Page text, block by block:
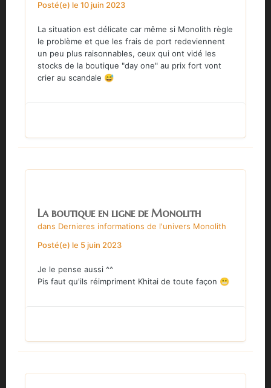
Posté(e) le 10 juin 2023
La situation est délicate car même si Monolith règle
le problème et que les frais de port redeviennent
un peu plus raisonnables, ceux qui ont vidé les
stocks de la boutique "day one" au prix fort vont
crier au scandale 😅
La boutique en ligne de Monolith
dans Dernieres informations de l'univers Monolith
Posté(e) le 5 juin 2023
Je le pense aussi ^^
Pis faut qu'ils réimpriment Khitai de toute façon 😬